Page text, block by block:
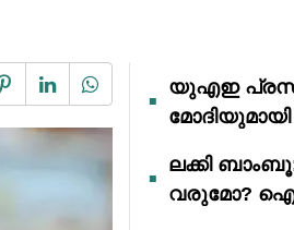
യുഎഇ
ലക്കി ബാംബൂ:
വരുമോ?